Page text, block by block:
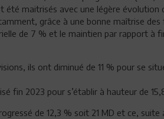
été maitrisés avec une légère
grâce à une bonne maîtrise des
de 7 % et le maintien par rapport à
ils ont diminué de 11 % pour se
fin 2023 pour s’établir à hauteur de
de 12,3 % soit 21 MD et ce, suite